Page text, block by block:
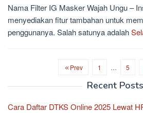
Nama Filter IG Masker Wajah Ungu –
menyediakan fitur tambahan untuk
penggunanya. Salah satunya adalah
Prev 1 … 5
Recent Posts
Cara Daftar DTKS Online 2025 Lewat